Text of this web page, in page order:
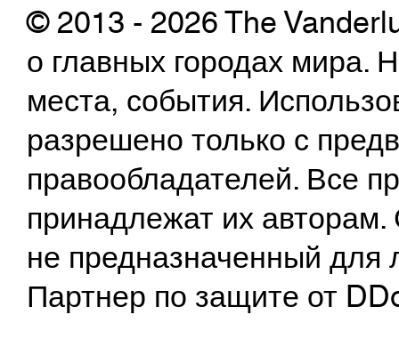
© 2013 - 2026 The
о главных городах
места, события.
разрешено только с
правообладателей. Все
принадлежат их
не предназначенный
Партнер по защите от